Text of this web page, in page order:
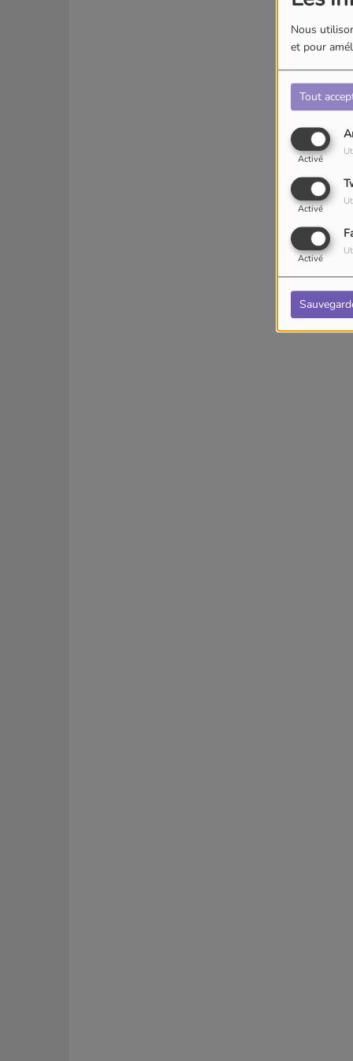
Nous
et pour
Tout
Activé
Activé
Activé